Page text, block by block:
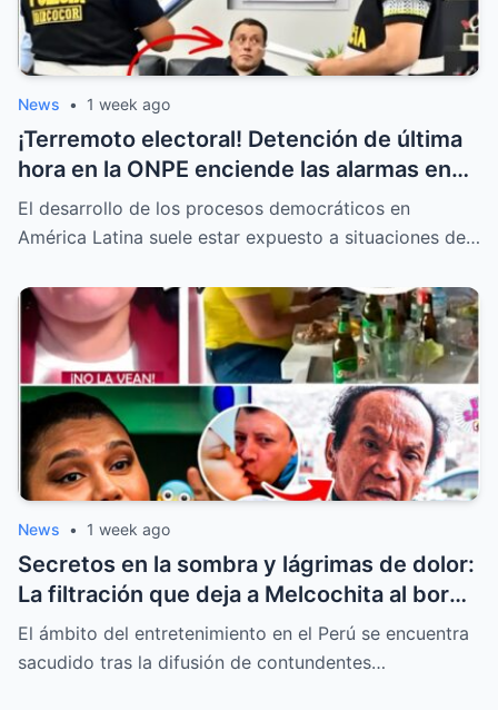
News • 1 week ago
¡Terremoto electoral! Detención de última
hora en la ONPE enciende las alarmas en
todas las mesas de votación
El desarrollo de los procesos democráticos en
América Latina suele estar expuesto a situaciones de…
News • 1 week ago
Secretos en la sombra y lágrimas de dolor:
La filtración que deja a Melcochita al borde
del colapso emocional
El ámbito del entretenimiento en el Perú se encuentra
sacudido tras la difusión de contundentes…